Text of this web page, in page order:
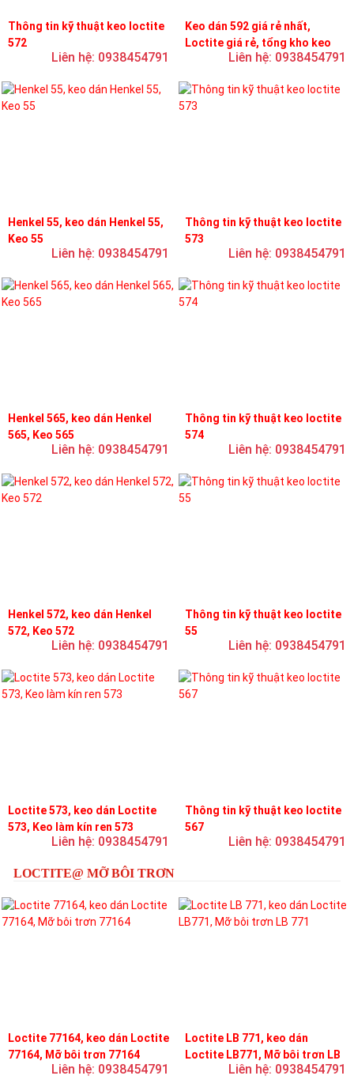
Thông tin kỹ thuật keo loctite
572
Liên hệ: 0938454791
Keo dán 592 giá rẻ nhất,
Loctite giá rẻ, tổng kho keo
Liên hệ: 0938454791
Henkel 55, keo dán Henkel 55,
Keo 55
Liên hệ: 0938454791
Thông tin kỹ thuật keo loctite
573
Liên hệ: 0938454791
Henkel 565, keo dán Henkel
565, Keo 565
Liên hệ: 0938454791
Thông tin kỹ thuật keo loctite
574
Liên hệ: 0938454791
Henkel 572, keo dán Henkel
572, Keo 572
Liên hệ: 0938454791
Thông tin kỹ thuật keo loctite
55
Liên hệ: 0938454791
Loctite 573, keo dán Loctite
573, Keo làm kín ren 573
Liên hệ: 0938454791
Thông tin kỹ thuật keo loctite
567
Liên hệ: 0938454791
LOCTITE@ MỠ BÔI TRƠN
Loctite 77164, keo dán Loctite
77164, Mỡ bôi trơn 77164
Liên hệ: 0938454791
Loctite LB 771, keo dán
Loctite LB771, Mỡ bôi trơn LB
Liên hệ: 0938454791